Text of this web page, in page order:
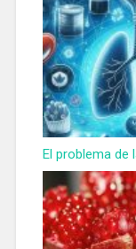
El problema de